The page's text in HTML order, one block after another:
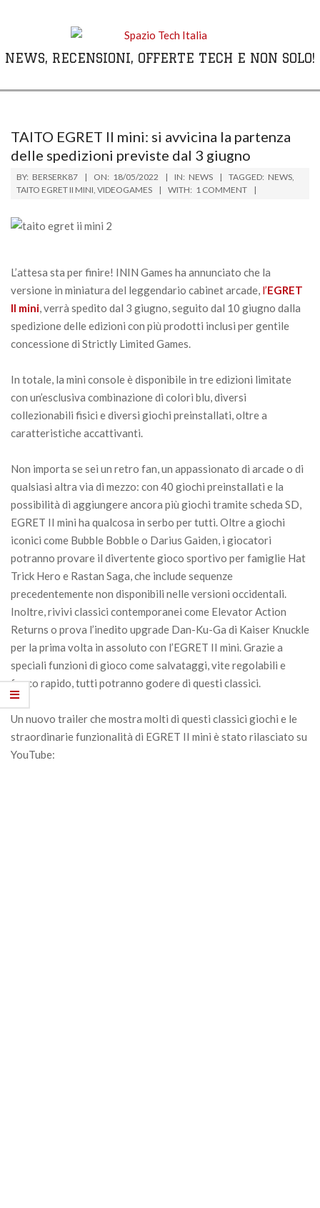
NEWS, RECENSIONI, OFFERTE TECH E NON SOLO!
MenuTAITO EGRET II mini: si avvicina la partenza
delle spedizioni previste dal 3 giugno
BY: BERSERK87 ON: 18/05/2022 IN: NEWS TAGGED: NEWS
TAITO EGRET II MINI VIDEOGAMES WITH: 1 COMMENT
L’attesa sta per finire! ININ Games ha annunciato che la
versione in miniatura del leggendario cabinet arcade, l’EGRET
II mini, verrà spedito dal 3 giugno, seguito dal 10 giugno dalla
spedizione delle edizioni con più prodotti inclusi per gentile
concessione di Strictly Limited Games.
In totale, la mini console è disponibile in tre edizioni limitate
con un’esclusiva combinazione di colori blu, diversi
collezionabili fisici e diversi giochi preinstallati, oltre a
caratteristiche accattivanti.
Non importa se sei un retro fan, un appassionato di arcade o di
qualsiasi altra via di mezzo: con 40 giochi preinstallati e la
possibilità di aggiungere ancora più giochi tramite scheda SD,
EGRET II mini ha qualcosa in serbo per tutti. Oltre a giochi
iconici come Bubble Bobble o Darius Gaiden, i giocatori
potranno provare il divertente gioco sportivo per famiglie Hat
Trick Hero e Rastan Saga, che include sequenze
precedentemente non disponibili nelle versioni occidentali.
Inoltre, rivivi classici contemporanei come Elevator Action
Returns o prova l’inedito upgrade Dan-Ku-Ga di Kaiser Knuckle
per la prima volta in assoluto con l’EGRET II mini. Grazie a
speciali funzioni di gioco come salvataggi, vite regolabili e
fuoco rapido, tutti potranno godere di questi classici.
Un nuovo trailer che mostra molti di questi classici giochi e le
straordinarie funzionalità di EGRET II mini è stato rilasciato su
YouTube: